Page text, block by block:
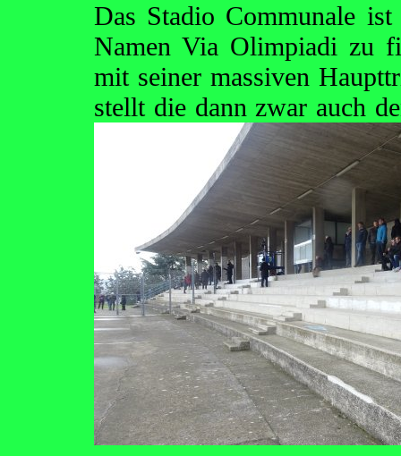
Das Stadio Communale
Namen Via Olimpiadi zu
mit seiner massiven
stellt die dann zwar auch